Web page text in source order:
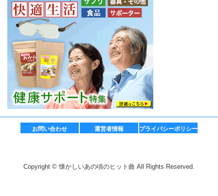
お問い合わせ 運営者情報 プライバシーポリシー
Copyright © 懐かしいあの頃のヒット曲 All Rights Reserved.